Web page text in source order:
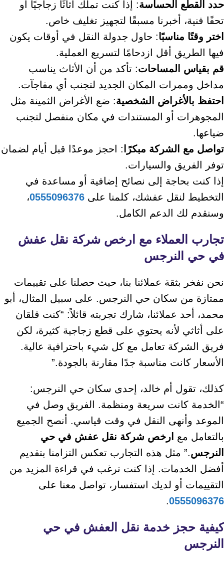
حدد القطع الحساسة: إذا كنت تملك أثاثًا زجاجيًا أو
تحفًا فنية، أخبرنا مسبقًا لتجهيز تغليف خاص.
اختر وقتًا مناسبًا: حاول جدولة النقل في أوقات يكون
فيها الطريق أقل ازدحامًا لتسريع العملية.
قم بقياس المساحات: تأكد من أن الأثاث يناسب
مداخل وممرات المكان الجديد لتجنب أي مفاجآت.
احتفظ بالأغراض الشخصية: ضع الأغراض الثمينة مثل
المجوهرات أو المستندات في مكان منفصل لتجنب
ضياعها.
تواصل مع الشركة مبكرًا : احجز موعدًا قبل أيام لضمان
توفر الفريق والسيارات.
إذا كنت بحاجة إلى نصائح إضافية أو مساعدة في
التخطيط لنقل عفشك، كلمنا على 0555096376،
وسنقدم لك الدعم الكامل.
تجارب العملاء مع ارخص شركة نقل عفش
في حي النرجس
نحن نفخر بثقة عملائنا بنا، حيث حصلنا على تقييمات
ممتازة من سكان حي النرجس. على سبيل المثال، أبو
محمد، أحد عملائنا، شارك تجربته قائلاً: “كنت قلقان
على أثاثي لأنه يحتوي على قطع زجاجية كثيرة، لكن
فريق الشركة تعامل مع كل شيء باحترافية عالية.
الأسعار كانت مناسبة جدًا مقارنة بالجودة.”
كذلك، تقول أم خالد، إحدى سكان حي النرجس:
“الخدمة كانت سريعة ومنظمة. الفريق وصل في
الموعد وأنهى النقل في وقت قياسي. أنصح الجميع
بالتعامل مع ارخص شركة نقل عفش في حي
النرجس.” مثل هذه التجارب تعكس التزامنا بتقديم
أفضل الخدمات. إذا كنت ترغب في قراءة المزيد من
التقييمات أو لديك استفسار، تواصل معنا على
0555096376
.
كيفية حجز خدمة نقل العفش في حي
النرجس